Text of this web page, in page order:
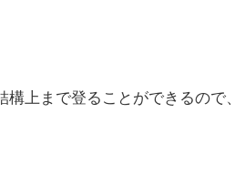
上まで登ることができるので、